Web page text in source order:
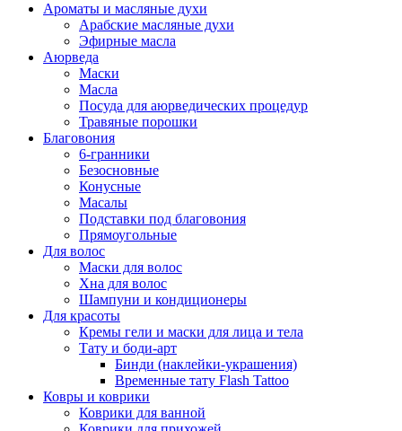
Ароматы и масляные духи
Арабские масляные духи
Эфирные масла
Аюрведа
Маски
Масла
Посуда для аюрведических процедур
Травяные порошки
Благовония
6-гранники
Безосновные
Конусные
Масалы
Подставки под благовония
Прямоугольные
Для волос
Маски для волос
Хна для волос
Шампуни и кондиционеры
Для красоты
Кремы гели и маски для лица и тела
Тату и боди-арт
Бинди (наклейки-украшения)
Временные тату Flash Tattoo
Ковры и коврики
Коврики для ванной